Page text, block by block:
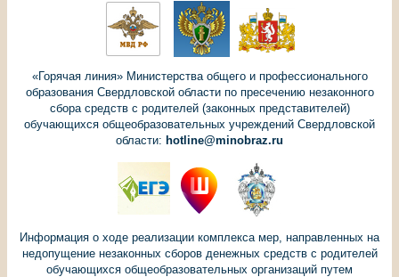
«Горячая линия» Министерства общего и профессионального
образования Свердловской области по пресечению незаконного
сбора средств с родителей (законных представителей)
обучающихся общеобразовательных учреждений Свердловской
области: hotline@minobraz.ru
Информация о ходе реализации комплекса мер, направленных на
недопущение незаконных сборов денежных средств с родителей
обучающихся общеобразовательных организаций путем